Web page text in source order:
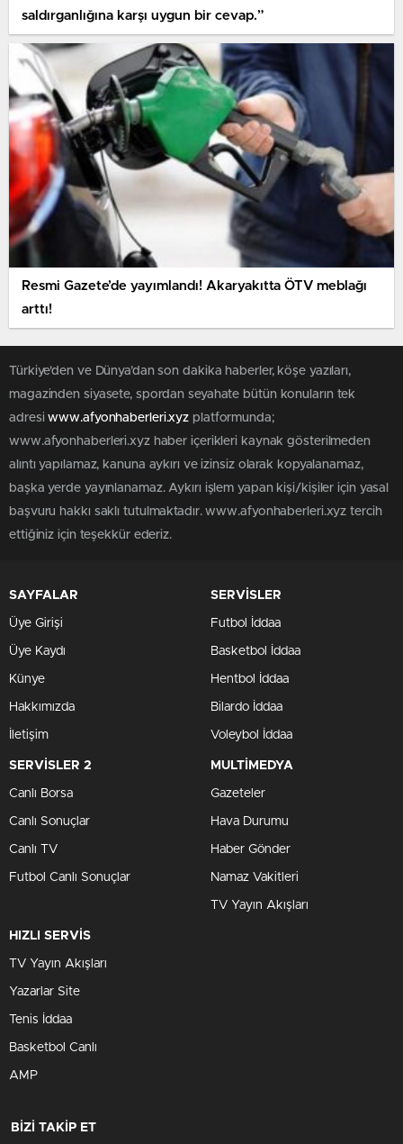
saldırganlığına karşı uygun bir cevap.”
Resmi Gazete’de yayımlandı! Akaryakıtta ÖTV meblağı
arttı!
Türkiye'den ve Dünya’dan son dakika haberler, köşe yazıları,
magazinden siyasete, spordan seyahate bütün konuların tek
adresiwww.afyonhaberleri.xyz platformunda;
www.afyonhaberleri.xyz haber içerikleri kaynak gösterilmeden
alıntı yapılamaz, kanuna aykırı ve izinsiz olarak kopyalanamaz,
başka yerde yayınlanamaz. Aykırı işlem yapan kişi/kişiler için yasal
başvuru hakkı saklı tutulmaktadır. www.afyonhaberleri.xyz tercih
ettiğiniz için teşekkür ederiz.
SAYFALAR
Üye Girişi
Üye Kaydı
Künye
Hakkımızda
İletişim
SERVİSLER
Futbol İddaa
Basketbol İddaa
Hentbol İddaa
Bilardo İddaa
Voleybol İddaa
SERVİSLER 2
Canlı Borsa
Canlı Sonuçlar
Canlı TV
Futbol Canlı Sonuçlar
MULTİMEDYA
Gazeteler
Hava Durumu
Haber Gönder
Namaz Vakitleri
TV Yayın Akışları
HIZLI SERVİS
TV Yayın Akışları
Yazarlar Site
Tenis İddaa
Basketbol Canlı
AMP
BİZİ TAKİP ET